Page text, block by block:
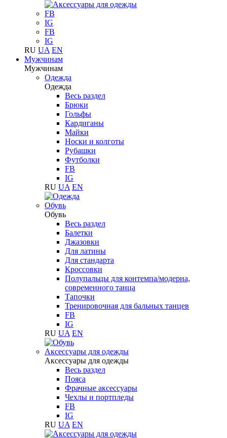
FB
IG
FB
IG
RU UA EN
Мужчинам
Мужчинам
Одежда
Одежда
Весь раздел
Брюки
Гольфы
Кардиганы
Майки
Носки и колготы
Рубашки
Футболки
FB
IG
RU UA EN
Обувь
Обувь
Весь раздел
Балетки
Джазовки
Для латины
Для стандарта
Кроссовки
Полупальцы для контемпа/модерна,
современного танца
Тапочки
Тренировочная для бальных танцев
FB
IG
RU UA EN
Аксессуары для одежды
Аксессуары для одежды
Весь раздел
Пояса
Фрачные аксессуары
Чехлы и портпледы
FB
IG
RU UA EN